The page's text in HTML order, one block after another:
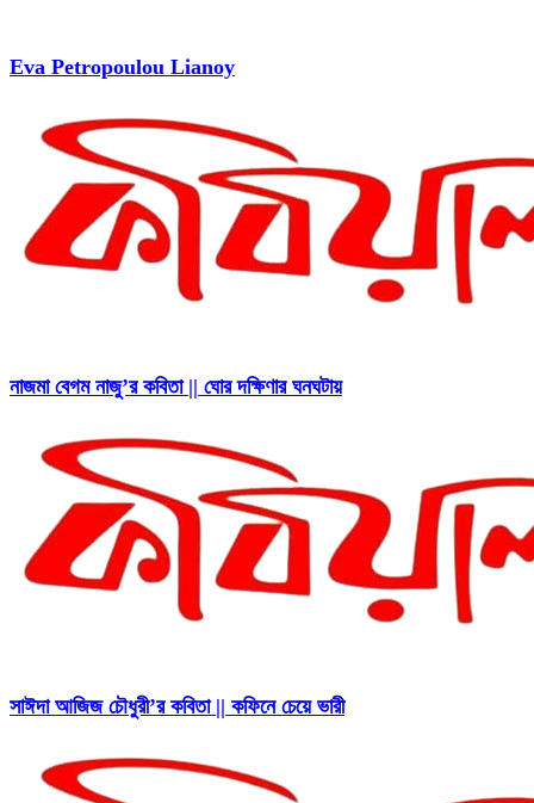
Eva Petropoulou Lianoy
নাজমা বেগম নাজু’র কবিতা || ঘোর দক্ষিণার ঘনঘটায়
সাঈদা আজিজ চৌধুরী’র কবিতা || কফিনে চেয়ে ভারী